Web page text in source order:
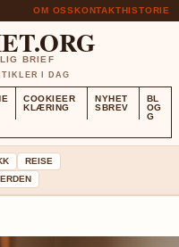
OM OSSKONTAKTHISTORIE
BRIEF
I DAG
COOKIEER
KLÆRING
NYHET
SBREV
BL
OG
G
REISE